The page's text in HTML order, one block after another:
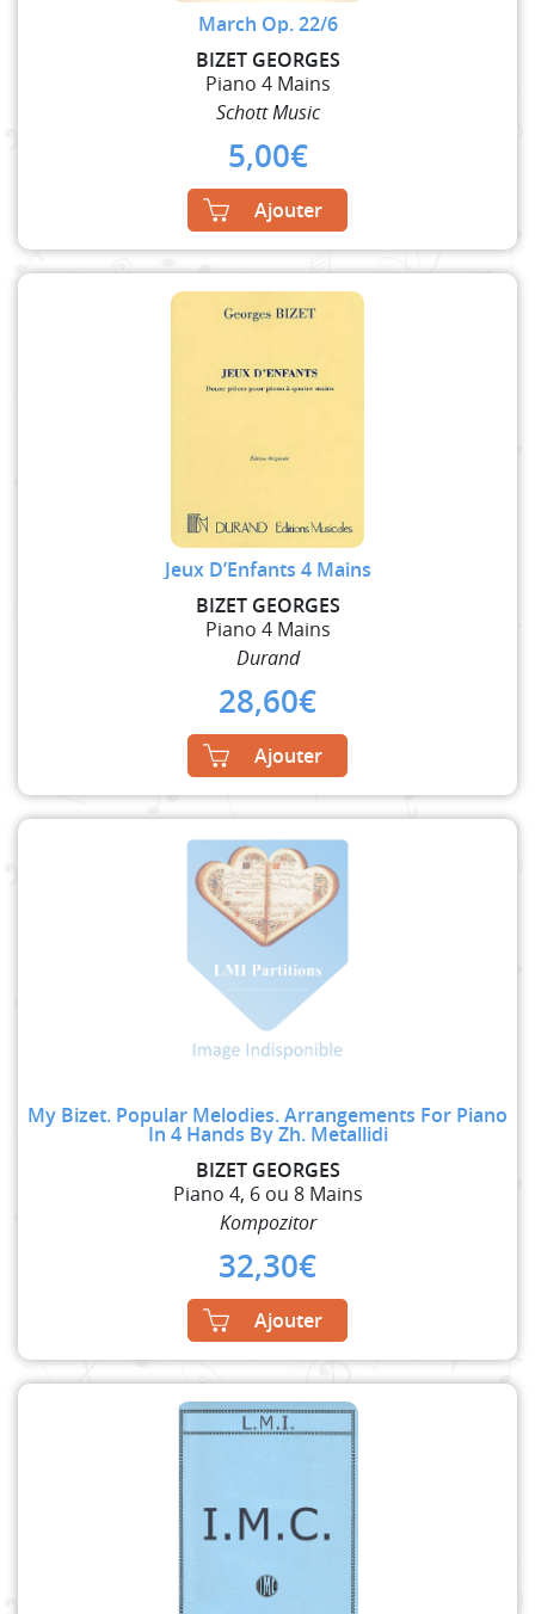
March Op. 22/6
BIZET GEORGES
Piano 4 Mains
Schott Music
5,00€
Ajouter
Jeux D’Enfants 4 Mains
BIZET GEORGES
Piano 4 Mains
Durand
28,60€
Ajouter
My Bizet. Popular Melodies. Arrangements For Piano
In 4 Hands By Zh. Metallidi
BIZET GEORGES
Piano 4, 6 ou 8 Mains
Kompozitor
32,30€
Ajouter